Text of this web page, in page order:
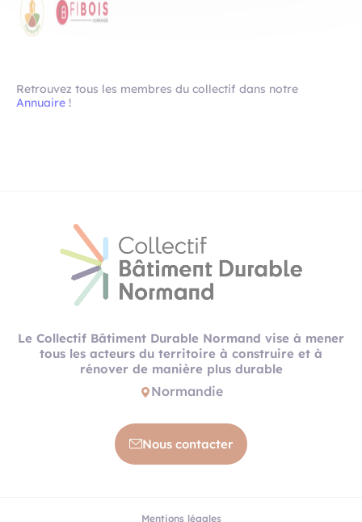
Retrouvez tous les membres du collectif dans notre
Annuaire !
Le Collectif Bâtiment Durable Normand vise à mener
tous les acteurs du territoire à construire et à
rénover de manière plus durable
Normandie
Nous contacter
Mentions légales